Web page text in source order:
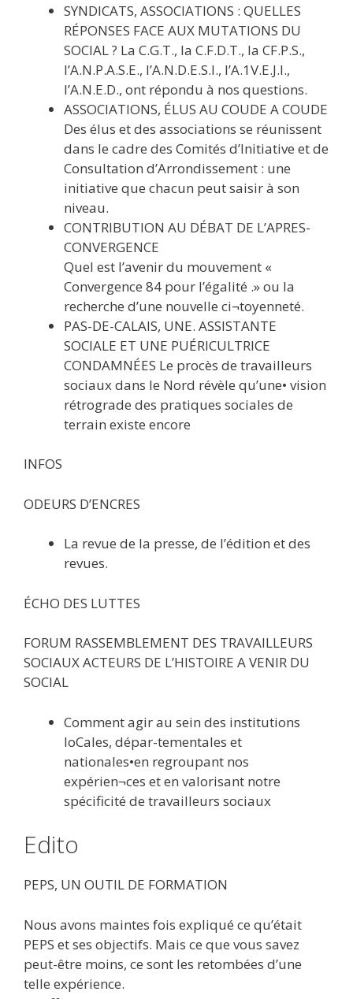
SYNDICATS, ASSOCIATIONS : QUELLES
RÉPONSES FACE AUX MUTATIONS DU
SOCIAL ? La C.G.T., la C.F.D.T., la CF.P.S.,
l’A.N.P.A.S.E., l’A.N.D.E.S.I., l’A.1V.E.J.I.,
l’A.N.E.D., ont répondu à nos questions.
ASSOCIATIONS, ÉLUS AU COUDE A COUDE
Des élus et des associations se réunissent
dans le cadre des Comités d’Initiative et de
Consultation d’Arrondissement : une
initiative que chacun peut saisir à son
niveau.
CONTRIBUTION AU DÉBAT DE L’APRES-
CONVERGENCE
Quel est l’avenir du mouvement «
Convergence 84 pour l’égalité .» ou la
recherche d’une nouvelle ci¬toyenneté.
PAS-DE-CALAIS, UNE. ASSISTANTE
SOCIALE ET UNE PUÉRICULTRICE
CONDAMNÉES Le procès de travailleurs
sociaux dans le Nord révèle qu’une• vision
rétrograde des pratiques sociales de
terrain existe encore
INFOS
ODEURS D’ENCRES
La revue de la presse, de l’édition et des
revues.
ÉCHO DES LUTTES
FORUM RASSEMBLEMENT DES TRAVAILLEURS
SOCIAUX ACTEURS DE L’HISTOIRE A VENIR DU
SOCIAL
Comment agir au sein des institutions
loCales, dépar-tementales et
nationales•en regroupant nos
expérien¬ces et en valorisant notre
spécificité de travailleurs sociaux
Edito
PEPS, UN OUTIL DE FORMATION
Nous avons maintes fois expliqué ce qu’était
PEPS et ses objectifs. Mais ce que vous savez
peut-être moins, ce sont les retombées d’une
telle expérience.